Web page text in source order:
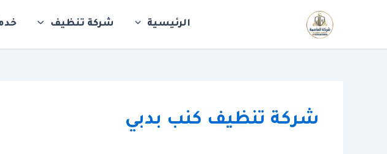
الرئيسية شركة تنظيف
شركة تنظيف كنب بدبي